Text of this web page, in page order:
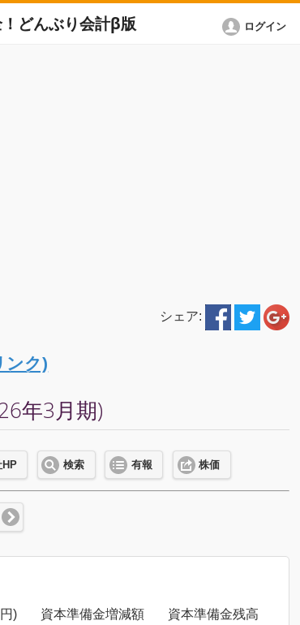
どんぶり会計β版 ログイン
シェア:
ンク)
年3月期)
HP 検索 有報 株価
)
資本準備金増減額
資本準備金残高